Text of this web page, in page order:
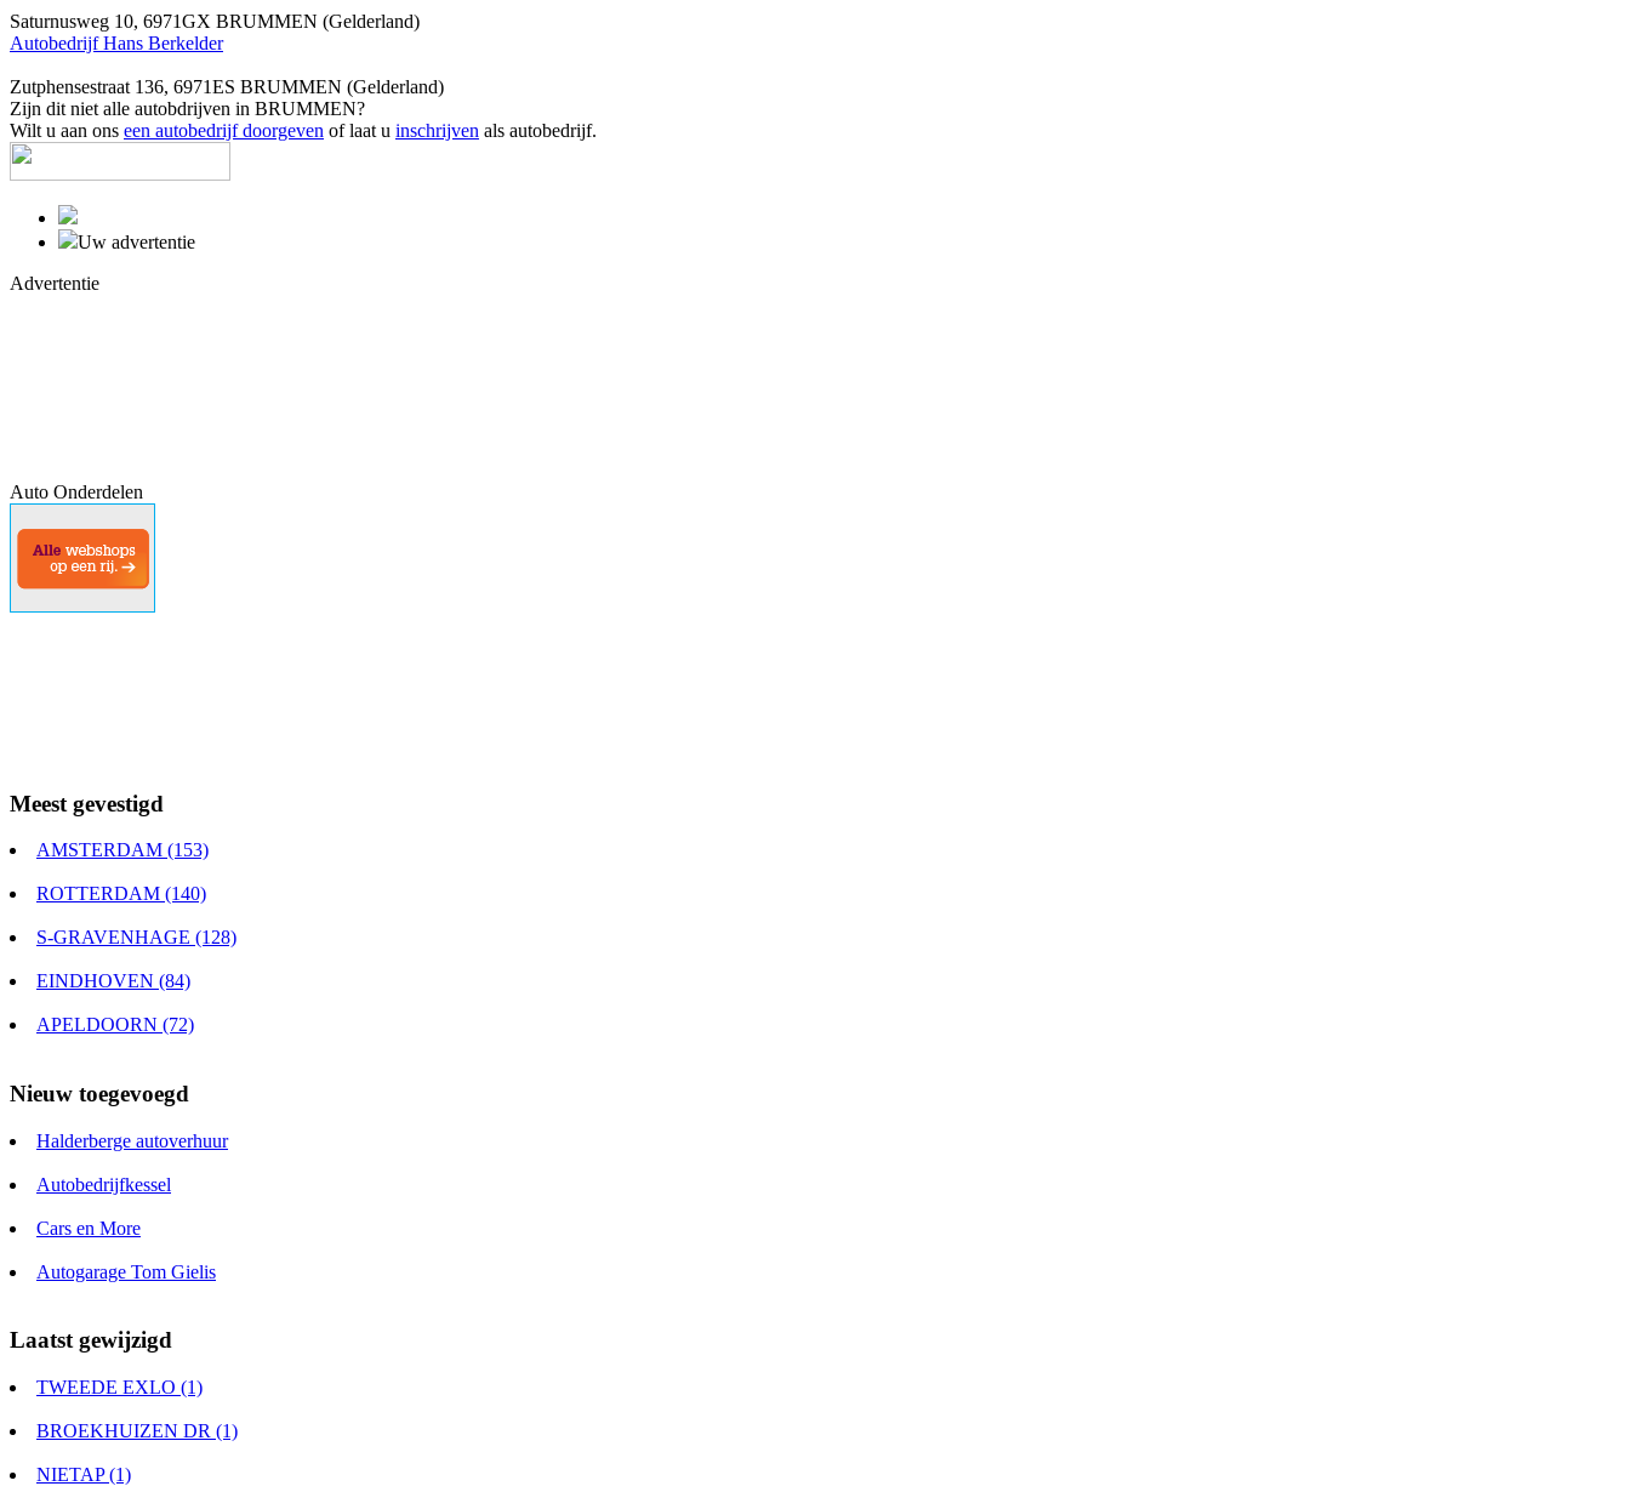
Saturnusweg 10, 6971GX BRUMMEN (Gelderland)
Autobedrijf Hans Berkelder
Zutphensestraat 136, 6971ES BRUMMEN (Gelderland)
Zijn dit niet alle autobdrijven in BRUMMEN?
Wilt u aan ons een autobedrijf doorgeven of laat u inschrijven als autobedrijf.
Uw advertentie
Advertentie
Auto Onderdelen
Meest gevestigd
AMSTERDAM (153)
ROTTERDAM (140)
S-GRAVENHAGE (128)
EINDHOVEN (84)
APELDOORN (72)
Nieuw toegevoegd
Halderberge autoverhuur
Autobedrijfkessel
Cars en More
Autogarage Tom Gielis
Laatst gewijzigd
TWEEDE EXLO (1)
BROEKHUIZEN DR (1)
NIETAP (1)